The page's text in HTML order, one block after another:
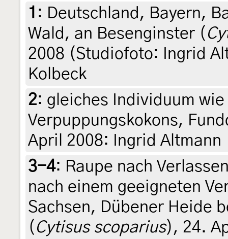
1 : Deutschland, Bayern,
Wald, an Besenginster (
2008 (Studiofoto: Ingrid
Kolbeck
2: gleiches Individuum
Verpuppungskokons,
April 2008: Ingrid Altmann
3-4: Raupe nach
nach einem geeigneten
Sachsen, Dübener Heide
( Cytisus scoparius), 24.